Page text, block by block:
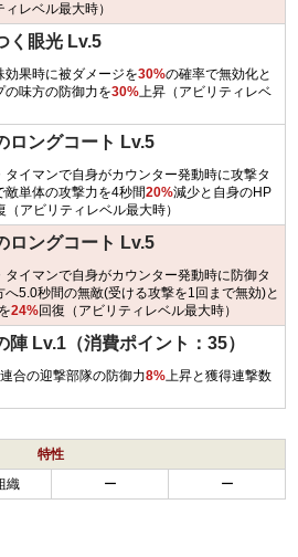
ィレベル最大時）
く眼光 Lv.5
効果時に被ダメージを30%の確率で無効化と
の味方の防御力を30%上昇（アビリティレベ
ロングコート Lv.5
タイマンで自身がカウンター発動時に攻撃タ
敵単体の攻撃力を4秒間20%減少と自身のHP
（アビリティレベル最大時）
ロングコート Lv.5
タイマンで自身がカウンター発動時に防御タ
へ5.0秒間の無敵(受ける攻撃を1回まで無効)と
24%回復（アビリティレベル最大時）
陣 Lv.1（消費ポイント：35）
合の迎撃部隊の防御力8%上昇と獲得連撃数
特性
織 ー ー